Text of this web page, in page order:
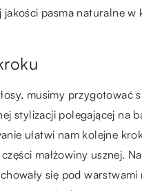
pasma naturalne
musimy przygotować
stylizacji polegającej na
ułatwi nam kolejne
małżowiny usznej.
się pod